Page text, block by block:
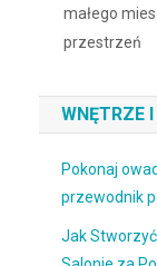
małego
przestrzeń
WNĘTRZE
Pokonaj
przewodnik
Jak